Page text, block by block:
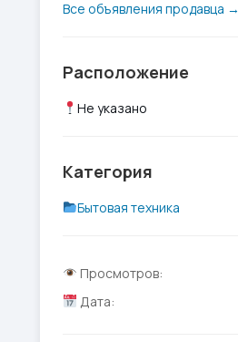
Все объявления продавца →
Расположение
Не указано
Категория
Бытовая техника
Просмотров:
Дата: